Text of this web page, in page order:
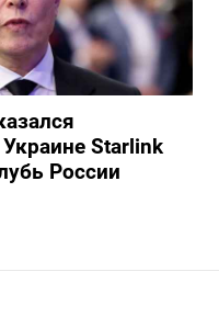
Starlink
России